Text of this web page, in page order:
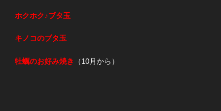
ホクホク♪ブタ玉
キノコのブタ玉
牡蠣のお好み焼き （10月から）